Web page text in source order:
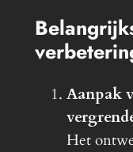
Aanpak
Het